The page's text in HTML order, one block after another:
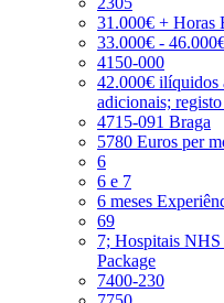
31.000€ + Horas
33.000€ -
4150-000
42.000€ ilíquidos
adicionais;
4715-091 Braga
5780 Euros per
6
6 e 7
6 meses
69
7; Hospitais
Package
7400-230